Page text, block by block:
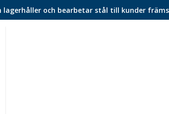
lagerhåller och bearbetar stål till kunder